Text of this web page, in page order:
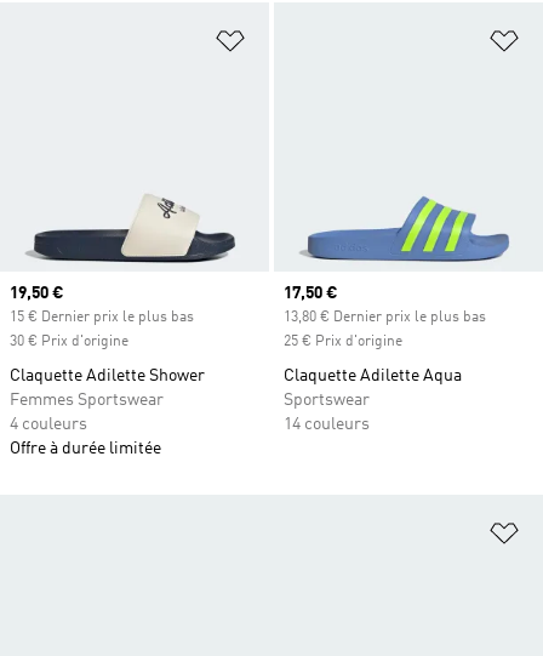
Ajouter à la Liste de produits
Prix actuel
19,50 €
15 € Dernier prix le plus bas
30 € Prix d'origine
Claquette Adilette Shower
Femmes Sportswear
4 couleurs
Offre à durée limitée
Prix actuel
17,50 €
13,80 € Dernier prix le plus bas
25 € Prix d'origine
Claquette Adilette Aqua
Sportswear
14 couleurs